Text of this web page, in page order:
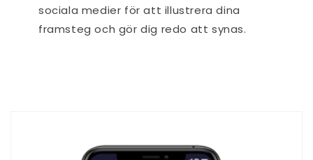
sociala medier för att illustrera dina
framsteg och gör dig redo att synas.